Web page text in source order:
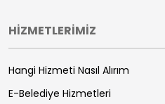
HİZMETLERİMİZ
Hangi Hizmeti Nasıl Alırım
E-Belediye Hizmetleri